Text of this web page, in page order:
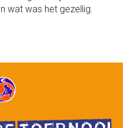
wat was het gezellig.